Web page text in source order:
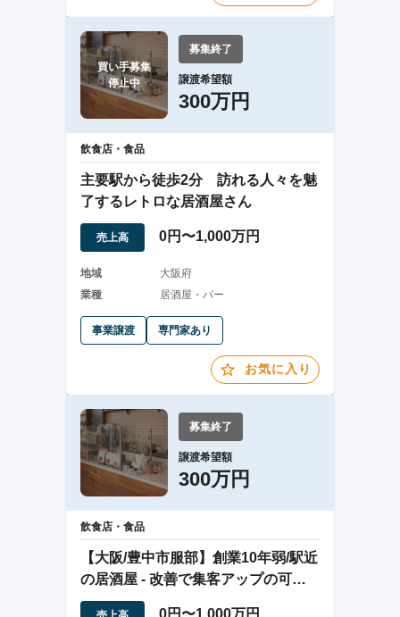
買い手募集
停止中
募集終了
譲渡希望額
300万円
飲食店・食品
主要駅から徒歩2分 訪れる人々を魅
了するレトロな居酒屋さん
売上高 0円〜1,000万円
地域
大阪府
業種
居酒屋・バー
事業譲渡 専門家あり
お気に入り
募集終了
譲渡希望額
300万円
飲食店・食品
【大阪/豊中市服部】創業10年弱/駅近
の居酒屋 - 改善で集客アップの可能
性大
0円〜1,000万円